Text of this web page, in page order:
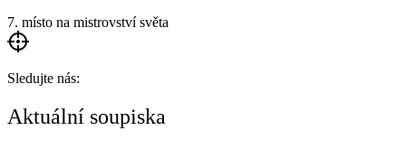
7. místo na mistrovství světa
Sledujte nás:
Aktuální soupiska